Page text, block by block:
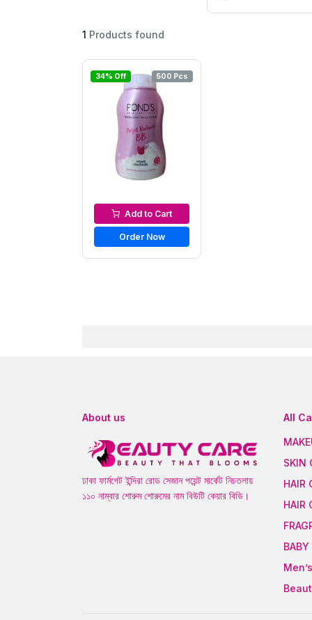
1 Products found
34% Off 500 Pcs
Loose Powder
Add to Cart
Order Now
About us
ঢাকা ফার্মগেট ইন্দিরা রোড সেজান পয়েন্ট মার্কেট নিচতলায়
১১০ নাম্বার শোরুম শোরুমের নাম বিউটি কেয়ার বিডি।
All
SKIN
HAIR
HAIR
BABY